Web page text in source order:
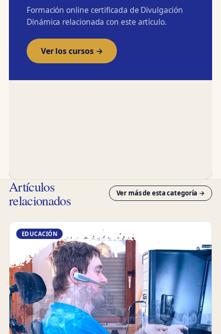
Formación online certificada de Divulgación
Dinámica relacionada con este artículo.
Ver los cursos →
Artículos
relacionados Ver más de esta categoría →
EDUCACIÓN